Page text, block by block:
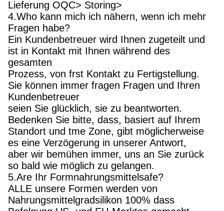
Lieferung OQC> Storing>
4.Who kann mich ich nähern, wenn ich mehr
Fragen habe?
Ein Kundenbetreuer wird Ihnen zugeteilt und
ist in Kontakt mit Ihnen während des
gesamten
Prozess, von frst Kontakt zu Fertigstellung.
Sie können immer fragen Fragen und Ihren
Kundenbetreuer
seien Sie glücklich, sie zu beantworten.
Bedenken Sie bitte, dass, basiert auf Ihrem
Standort und tme Zone, gibt möglicherweise
es eine Verzögerung in unserer Antwort,
aber wir bemühen immer, uns an Sie zurück
so bald wie möglich zu gelangen.
5.Are Ihr Formnahrungsmittelsafe?
ALLE unsere Formen werden von
Nahrungsmittelgradsilikon 100% dass